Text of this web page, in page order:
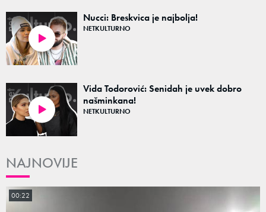
Nucci: Breskvica je najbolja!
NETKULTURNO
Vida Todorović: Senidah je uvek dobro
našminkana!
NETKULTURNO
NAJNOVIJE
00:22